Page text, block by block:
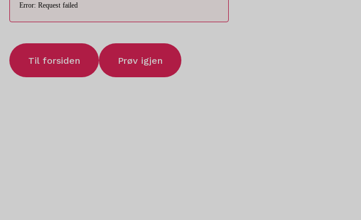
Error: Request failed
Til forsiden Prøv igjen